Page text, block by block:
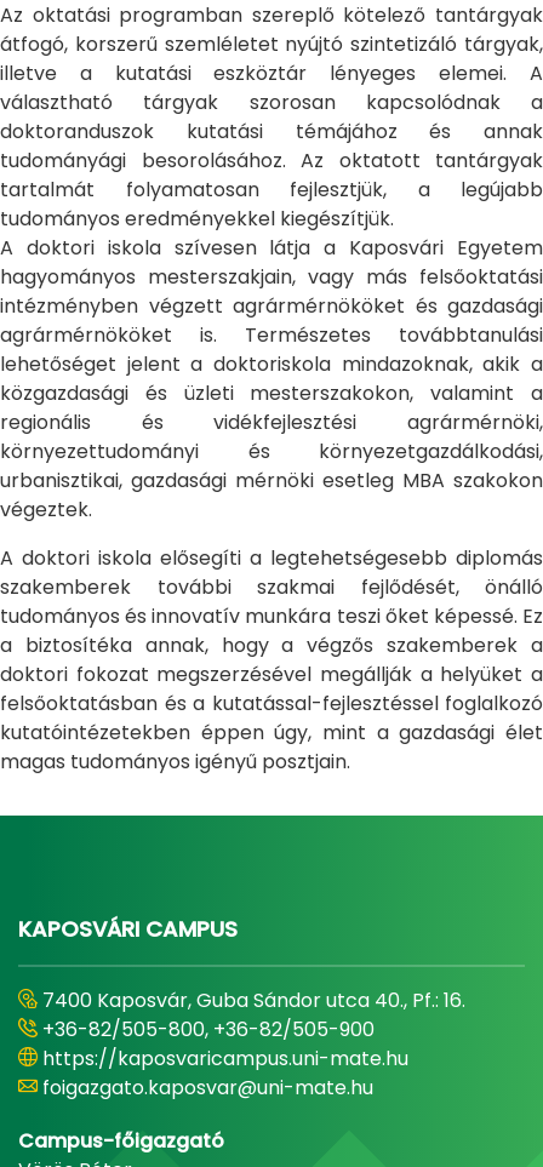
Az oktatási programban szereplő kötelező tantárgyak
átfogó, korszerű szemléletet nyújtó szintetizáló tárgyak,
illetve a kutatási eszköztár lényeges elemei. A
választható tárgyak szorosan kapcsolódnak a
doktoranduszok kutatási témájához és annak
tudományági besorolásához. Az oktatott tantárgyak
tartalmát folyamatosan fejlesztjük, a legújabb
tudományos eredményekkel kiegészítjük.
A doktori iskola szívesen látja a Kaposvári Egyetem
hagyományos mesterszakjain, vagy más felsőoktatási
intézményben végzett agrármérnököket és gazdasági
agrármérnököket is. Természetes továbbtanulási
lehetőséget jelent a doktoriskola mindazoknak, akik a
közgazdasági és üzleti mesterszakokon, valamint a
regionális és vidékfejlesztési agrármérnöki,
környezettudományi és környezetgazdálkodási,
urbanisztikai, gazdasági mérnöki esetleg MBA szakokon
végeztek.
A doktori iskola elősegíti a legtehetségesebb diplomás
szakemberek további szakmai fejlődését, önálló
tudományos és innovatív munkára teszi őket képessé. Ez
a biztosítéka annak, hogy a végzős szakemberek a
doktori fokozat megszerzésével megállják a helyüket a
felsőoktatásban és a kutatással-fejlesztéssel foglalkozó
kutatóintézetekben éppen úgy, mint a gazdasági élet
magas tudományos igényű posztjain.
KAPOSVÁRI CAMPUS
7400 Kaposvár, Guba Sándor utca 40., Pf.: 16.
+36-82/505-800, +36-82/505-900
https://kaposvaricampus.uni-mate.hu
foigazgato.kaposvar@uni-mate.hu
Campus-főigazgató